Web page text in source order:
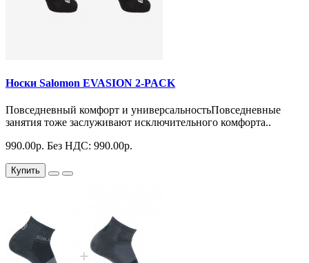
Носки Salomon EVASION 2-PACK
Повседневный комфорт и универсальностьПовседневные
занятия тоже заслуживают исключительного комфорта..
990.00р. Без НДС: 990.00р.
Купить